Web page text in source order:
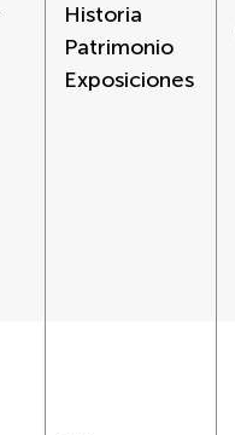
Historia
Patrimonio
Exposiciones